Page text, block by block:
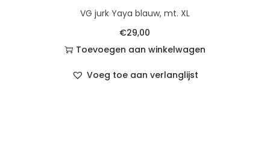
VG jurk Yaya blauw, mt. XL
€29,00
Toevoegen aan winkelwagen
Voeg toe aan verlanglijst